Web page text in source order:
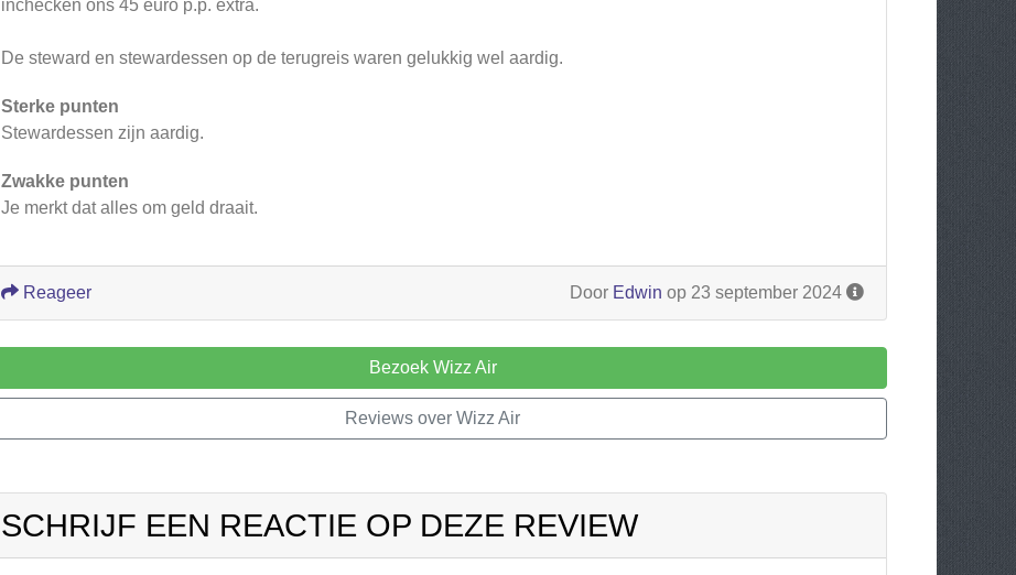
inchecken ons 45 euro p.p. extra.
De steward en stewardessen op de terugreis waren gelukkig wel aardig.
Sterke punten
Stewardessen zijn aardig.
Zwakke punten
Je merkt dat alles om geld draait.
Door Edwin op 23 september 2024
Reageer
Bezoek Wizz Air
Reviews over Wizz Air
SCHRIJF EEN REACTIE OP DEZE REVIEW